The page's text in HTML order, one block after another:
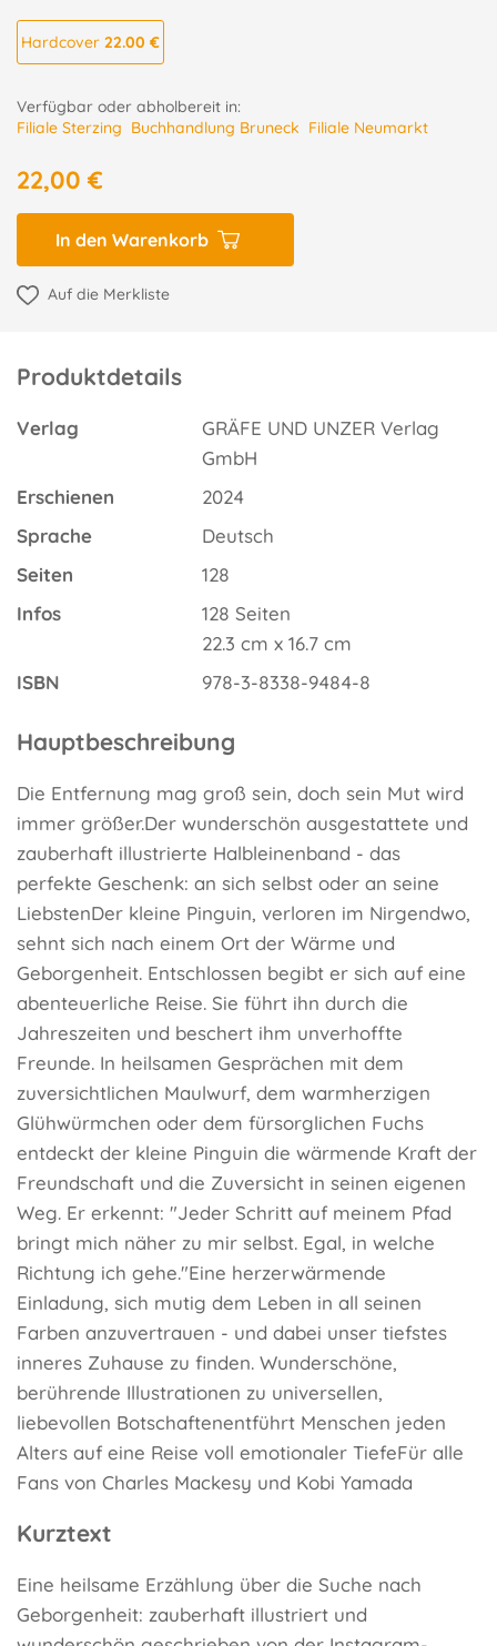
Hardcover 22.00 €
Verfügbar oder abholbereit in:
Filiale Sterzing Buchhandlung Bruneck Filiale Neumarkt
22,00 €
In den Warenkorb
Auf die Merkliste
Produktdetails
Verlag
GRÄFE UND UNZER Verlag
GmbH
Erschienen
2024
Sprache
Deutsch
Seiten
128
Infos
128 Seiten
22.3 cm x 16.7 cm
ISBN
978-3-8338-9484-8
Hauptbeschreibung
Die Entfernung mag groß sein, doch sein Mut wird
immer größer.Der wunderschön ausgestattete und
zauberhaft illustrierte Halbleinenband - das
perfekte Geschenk: an sich selbst oder an seine
LiebstenDer kleine Pinguin, verloren im Nirgendwo,
sehnt sich nach einem Ort der Wärme und
Geborgenheit. Entschlossen begibt er sich auf eine
abenteuerliche Reise. Sie führt ihn durch die
Jahreszeiten und beschert ihm unverhoffte
Freunde. In heilsamen Gesprächen mit dem
zuversichtlichen Maulwurf, dem warmherzigen
Glühwürmchen oder dem fürsorglichen Fuchs
entdeckt der kleine Pinguin die wärmende Kraft der
Freundschaft und die Zuversicht in seinen eigenen
Weg. Er erkennt: "Jeder Schritt auf meinem Pfad
bringt mich näher zu mir selbst. Egal, in welche
Richtung ich gehe."Eine herzerwärmende
Einladung, sich mutig dem Leben in all seinen
Farben anzuvertrauen - und dabei unser tiefstes
inneres Zuhause zu finden. Wunderschöne,
berührende Illustrationen zu universellen,
liebevollen Botschaftenentführt Menschen jeden
Alters auf eine Reise voll emotionaler TiefeFür alle
Fans von Charles Mackesy und Kobi Yamada
Kurztext
Eine heilsame Erzählung über die Suche nach
Geborgenheit: zauberhaft illustriert und